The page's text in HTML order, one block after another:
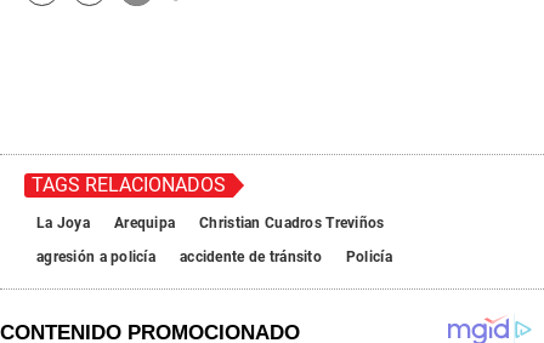
TAGS RELACIONADOS
La Joya Arequipa
Christian Cuadros Treviños
agresión a policía
accidente de tránsito Policía